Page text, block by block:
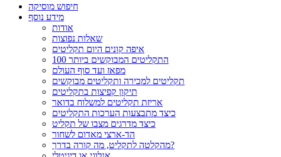
חיפוש מוסיקה
מידע נוסף
אודות
שאלות נפוצות
איפה קונים היום תקליטים
100 התקליטים המבוקשים ביותר
מפאז ועד סוף העולם
תקליטים למכירה ותקליטים מבוקשים
תיקון קפיצות בתקליטים
אריזת תקליטים למשלוח בדואר
כיצד מתבצעות הערכות התקליטים
כיצד מדרגים מצבו של תקליט
הד-ארצי מאדום לשחור
מהקלטה לתקליט, מה קורה בדרך?